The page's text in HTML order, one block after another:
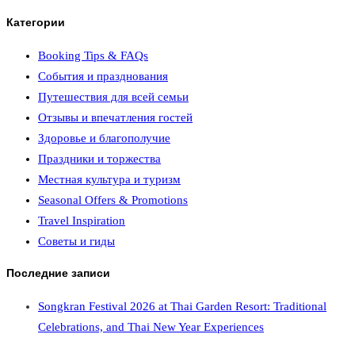
Категории
Booking Tips & FAQs
События и празднования
Путешествия для всей семьи
Отзывы и впечатления гостей
Здоровье и благополучие
Праздники и торжества
Местная культура и туризм
Seasonal Offers & Promotions
Travel Inspiration
Советы и гиды
Последние записи
Songkran Festival 2026 at Thai Garden Resort: Traditional
Celebrations, and Thai New Year Experiences